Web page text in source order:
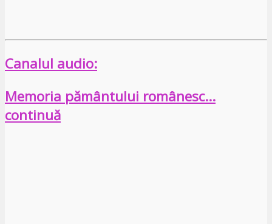
Canalul audio:
Memoria pământului românesc…
continuă